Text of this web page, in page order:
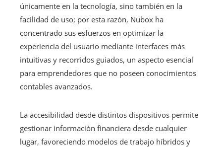
únicamente en la tecnología, sino también en la
facilidad de uso; por esta razón, Nubox ha
concentrado sus esfuerzos en optimizar la
experiencia del usuario mediante interfaces más
intuitivas y recorridos guiados, un aspecto esencial
para emprendedores que no poseen conocimientos
contables avanzados.
La accesibilidad desde distintos dispositivos permite
gestionar información financiera desde cualquier
lugar, favoreciendo modelos de trabajo híbridos y